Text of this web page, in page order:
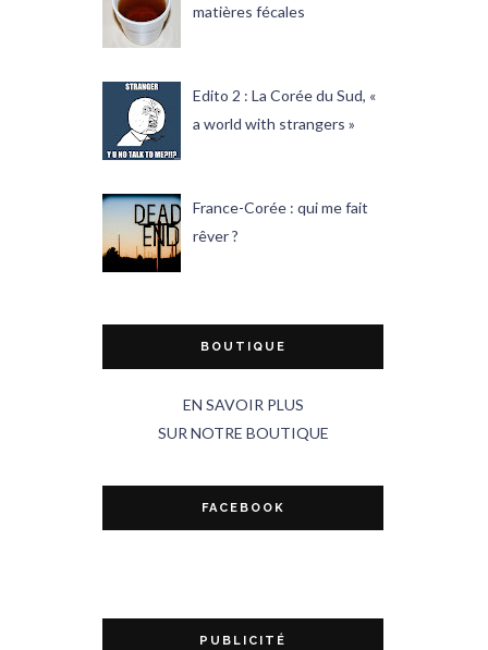
matières fécales
Edito 2 : La Corée du Sud, «
a world with strangers »
France-Corée : qui me fait
rêver ?
BOUTIQUE
EN SAVOIR PLUS
SUR NOTRE BOUTIQUE
FACEBOOK
PUBLICITÉ